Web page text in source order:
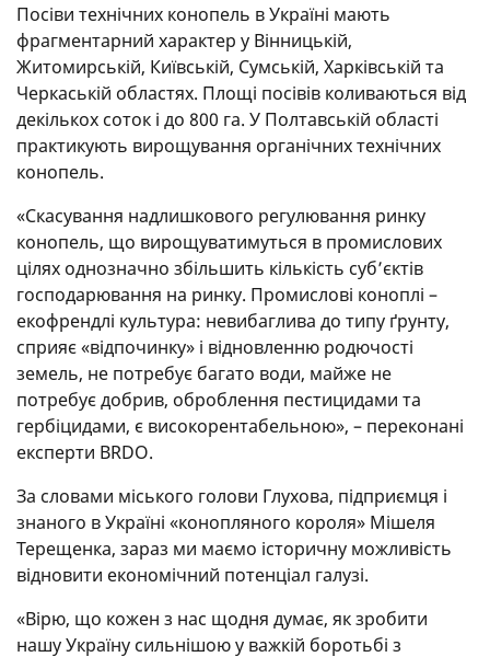
Посіви технічних конопель в Україні мають
фрагментарний характер у Вінницькій,
Житомирській, Київській, Сумській, Харківській та
Черкаській областях. Площі посівів коливаються від
декількох соток і до 800 га. У Полтавській області
практикують вирощування органічних технічних
конопель.
«Скасування надлишкового регулювання ринку
конопель, що вирощуватимуться в промислових
цілях однозначно збільшить кількість суб’єктів
господарювання на ринку. Промислові коноплі –
екофрендлі культура: невибаглива до типу ґрунту,
сприяє «відпочинку» і відновленню родючості
земель, не потребує багато води, майже не
потребує добрив, оброблення пестицидами та
гербіцидами, є високорентабельною», – переконані
експерти BRDO.
За словами міського голови Глухова, підприємця і
знаного в Україні «конопляного короля» Мішеля
Терещенка, зараз ми маємо історичну можливість
відновити економічний потенціал галузі.
«Вірю, що кожен з нас щодня думає, як зробити
нашу Україну сильнішою у важкій боротьбі з